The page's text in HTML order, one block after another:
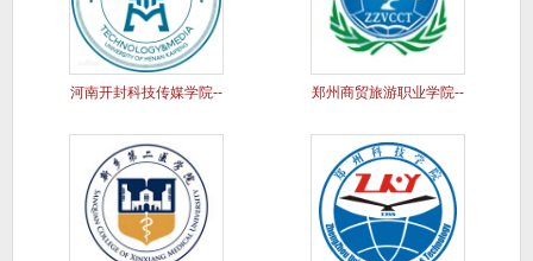
河南开封科技传媒学院-- 郑州商贸旅游职业学院--